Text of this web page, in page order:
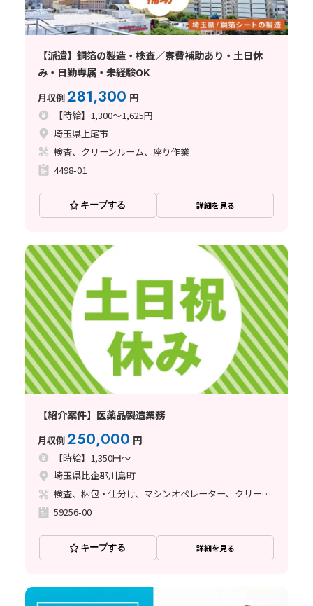
【派遣】銅箔の製造・検査／寮費補助あり・土日休
み・日勤専属・未経験OK
月収例281,300 円
【時給】1,300～1,625円
埼玉県上尾市
検査、クリーンルーム、座り作業
4498-01
キープする 詳細を見る
【紹介案件】医薬品製造業務
月収例250,000 円
【時給】1,350円～
埼玉県比企郡川島町
検査、梱包・仕分け、マシンオペレーター、クリーンルーム、ライン作業、その他
59256-00
キープする 詳細を見る